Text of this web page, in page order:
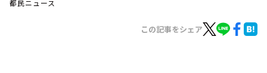
都民ニュース
この記事をシェア